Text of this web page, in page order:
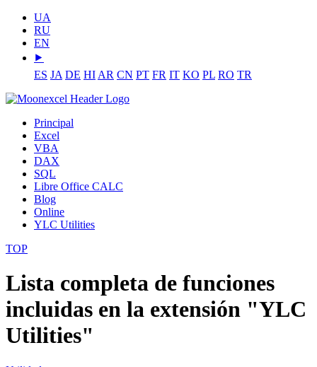
UA
RU
EN
⯈
ES JA DE HI AR CN PT FR IT KO PL RO TR
Principal
Excel
VBA
DAX
SQL
Libre Office CALC
Blog
Online
YLC Utilities
TOP
Lista completa de funciones
incluidas en la extensión "YLC
Utilities"